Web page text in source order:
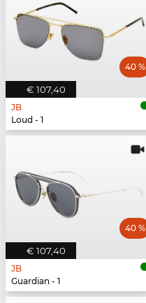
€ 107,40
40 %
JB
Loud - 1
€ 107,40
40 %
JB
Guardian - 1